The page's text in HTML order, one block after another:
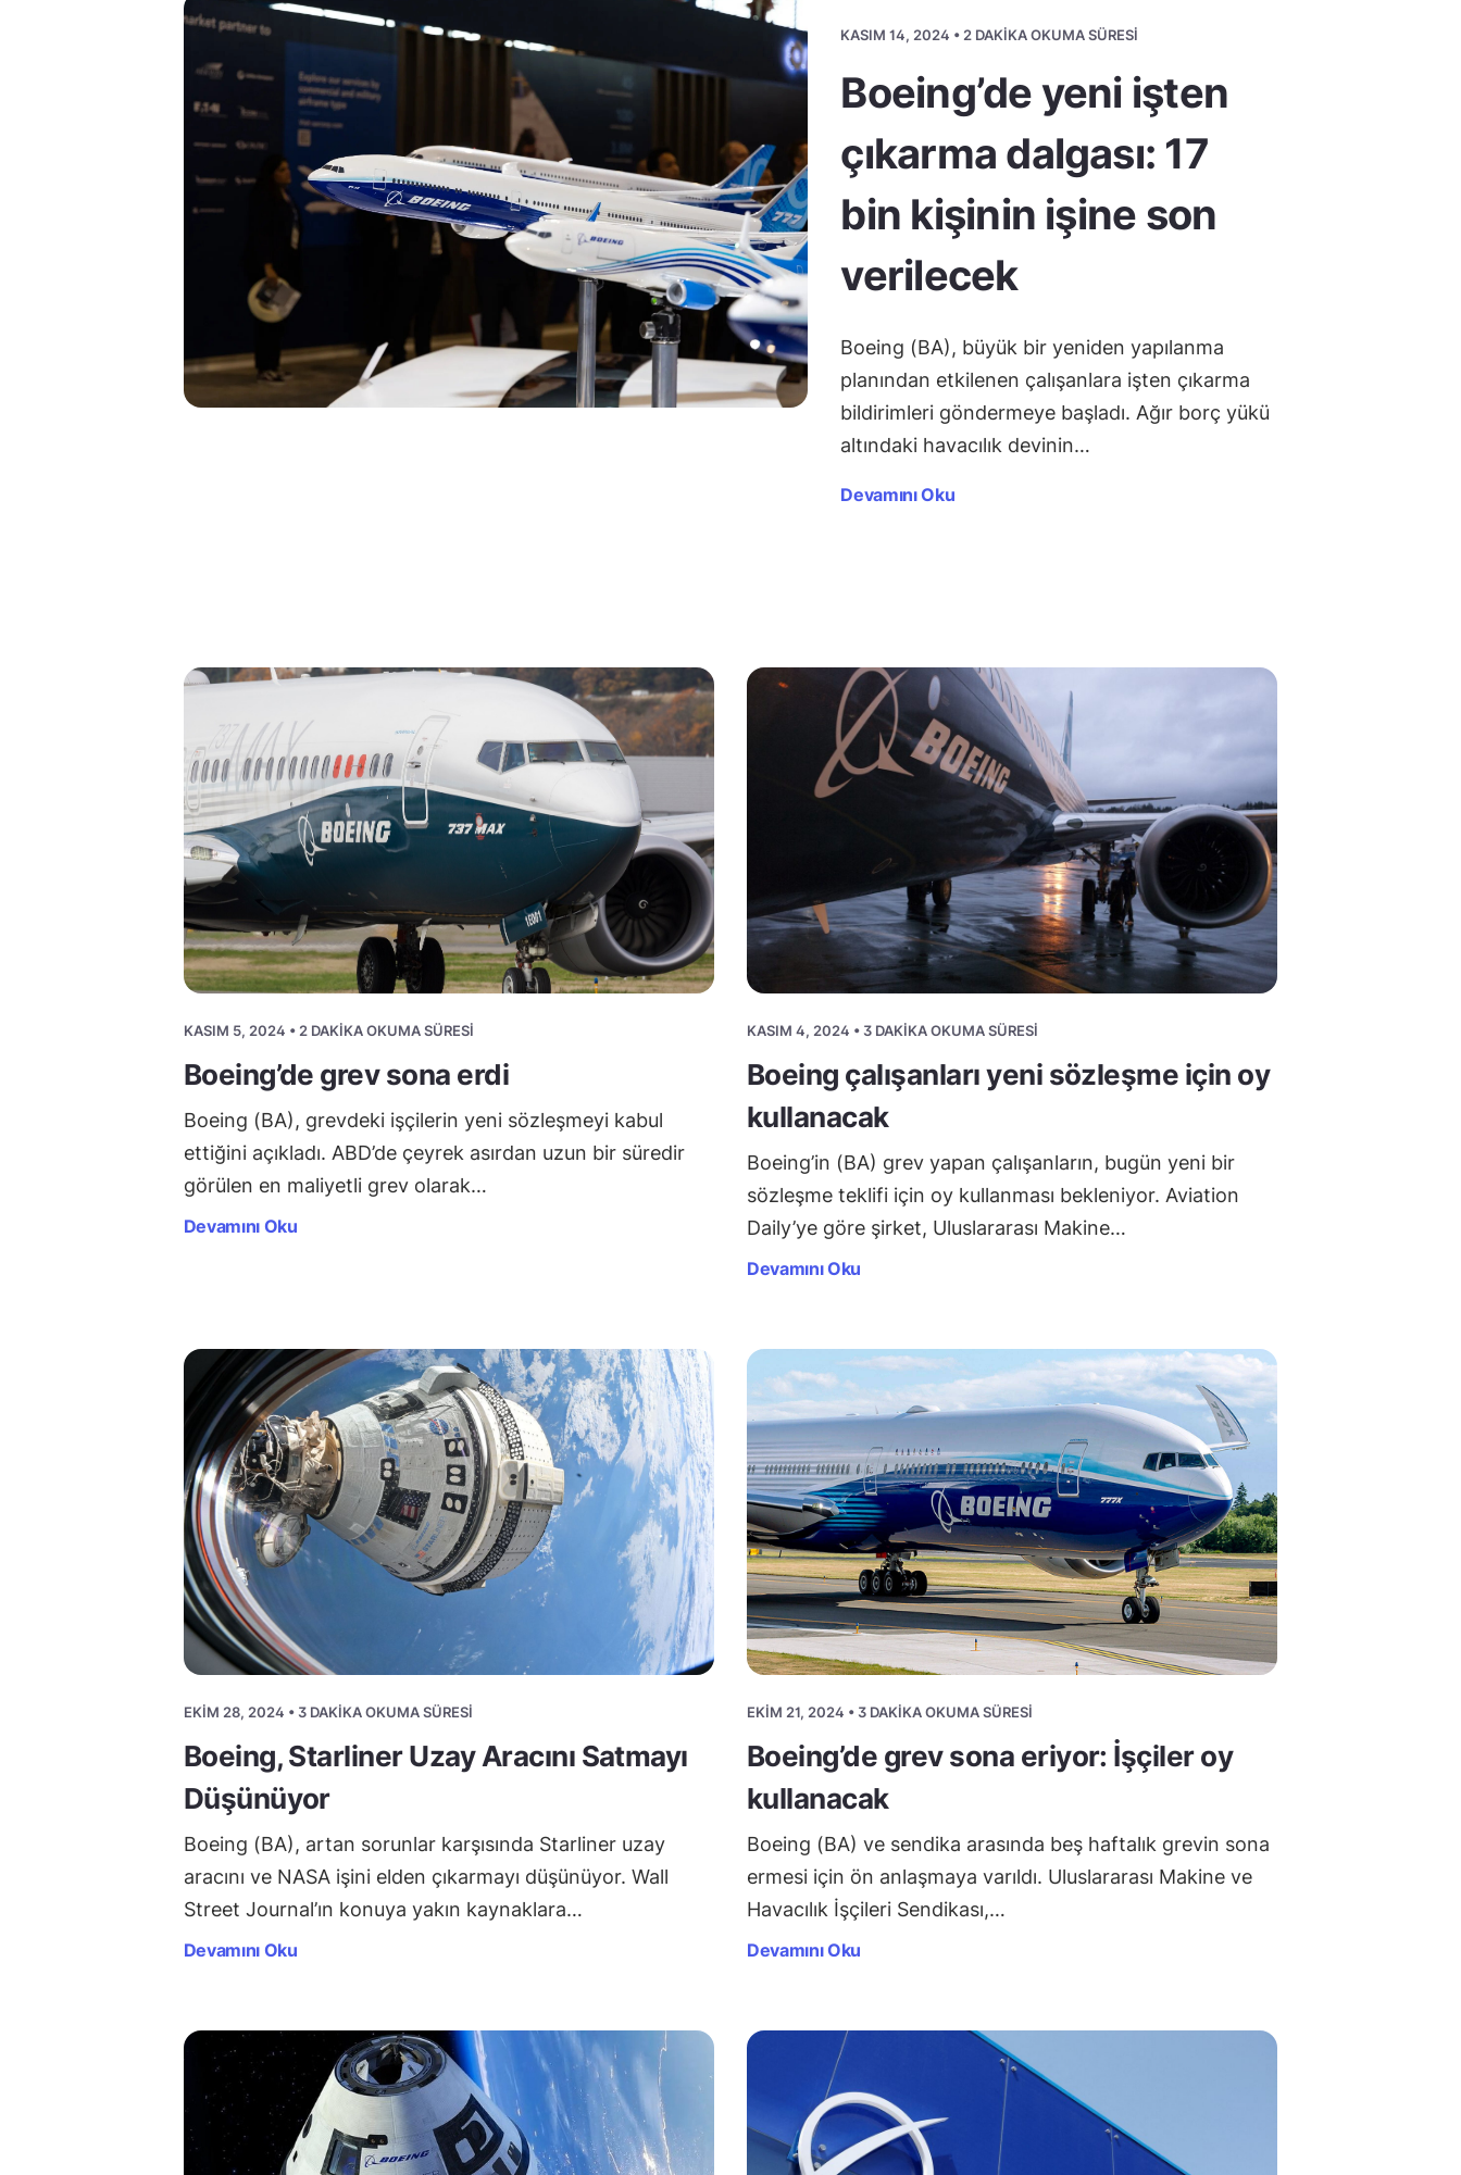
KASIM 14, 2024 • 2 DAKIKA OKUMA SÜRESI
Boeing’de yeni işten
çıkarma dalgası: 17
bin kişinin işine son
verilecek
Boeing (BA), büyük bir yeniden yapılanma
planından etkilenen çalışanlara işten çıkarma
bildirimleri göndermeye başladı. Ağır borç yükü
altındaki havacılık devinin…
Devamını Oku
KASIM 5, 2024 • 2 DAKIKA OKUMA SÜRESI
Boeing’de grev sona erdi
Boeing (BA), grevdeki işçilerin yeni sözleşmeyi kabul
ettiğini açıkladı. ABD’de çeyrek asırdan uzun bir süredir
görülen en maliyetli grev olarak…
Devamını Oku
KASIM 4, 2024 • 3 DAKIKA OKUMA SÜRESI
Boeing çalışanları yeni sözleşme için oy
kullanacak
Boeing’in (BA) grev yapan çalışanların, bugün yeni bir
sözleşme teklifi için oy kullanması bekleniyor. Aviation
Daily’ye göre şirket, Uluslararası Makine…
Devamını Oku
EKIM 28, 2024 • 3 DAKIKA OKUMA SÜRESI
Boeing, Starliner Uzay Aracını Satmayı
Düşünüyor
Boeing (BA), artan sorunlar karşısında Starliner uzay
aracını ve NASA işini elden çıkarmayı düşünüyor. Wall
Street Journal’ın konuya yakın kaynaklara…
Devamını Oku
EKIM 21, 2024 • 3 DAKIKA OKUMA SÜRESI
Boeing’de grev sona eriyor: İşçiler oy
kullanacak
Boeing (BA) ve sendika arasında beş haftalık grevin sona
ermesi için ön anlaşmaya varıldı. Uluslararası Makine ve
Havacılık İşçileri Sendikası,…
Devamını Oku